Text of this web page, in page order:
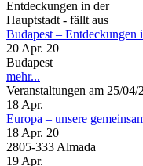
Budapest – Entdeckungen
20 Apr. 20
Budapest
mehr...
Veranstaltungen am 25/04/
18 Apr.
Europa – unsere
18 Apr. 20
2805-333 Almada
19 Apr.